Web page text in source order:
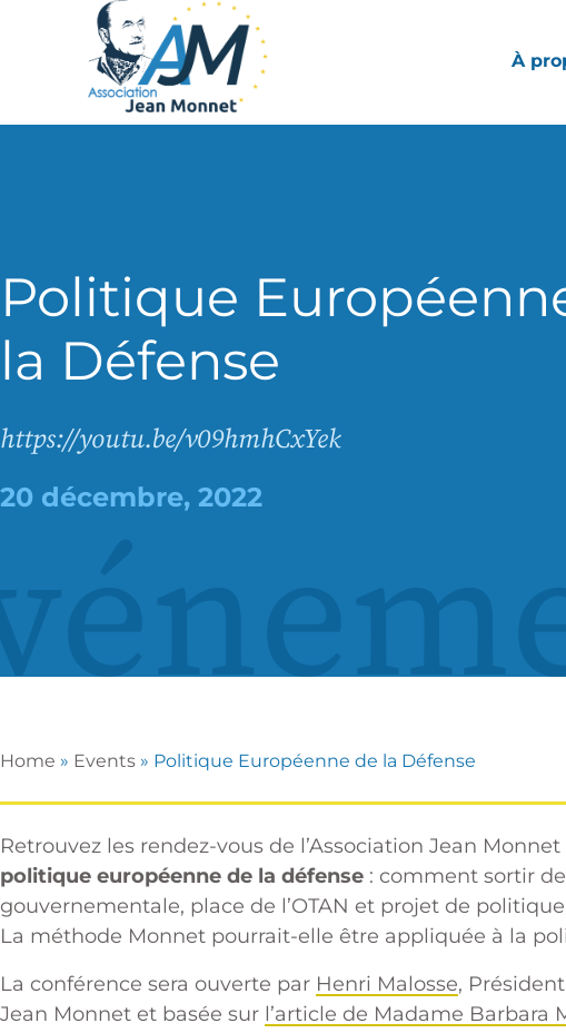
À
Politique
la Défense
https://youtu.be/v09hmhCxYek
20 décembre, 2022
Home » Events » Politique Européenne de la Défense
Retrouvez les rendez-vous de l’Association Jean
politique européenne de la défense : comment sortir
gouvernementale, place de l’OTAN et projet de
La méthode Monnet pourrait-elle être appliquée à la
La conférence sera ouverte par Henri Malosse,
Jean Monnet et basée sur l’article de Madame Barbara